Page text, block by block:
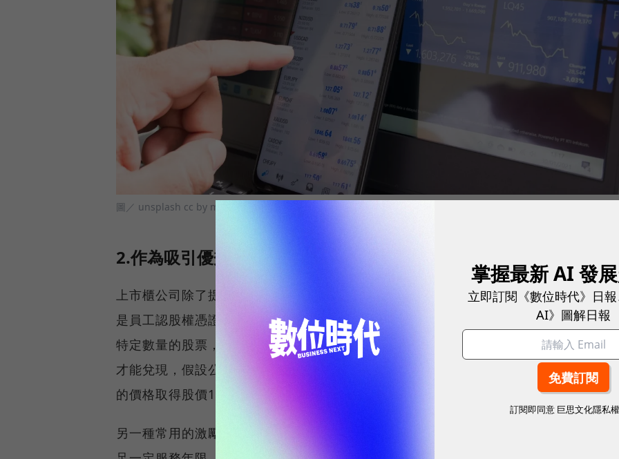
圖／ unsplash cc by marga-santoso
2.作為吸引優秀人才的誘因
上市櫃公司除了提供員工薪水，發放股票也可以作為獎勵員工的手法。實務上最常用的
是員工認股權憑證（stock option），意思是員工可以在一定時間內、用約定價格認購
特定數量的股票，類似選擇權的概念。舉例來說，認股權發約定價格10元，需工作滿2年
才能兌現，假設公司在2年後股價上漲，從10元變成100元，員工可以實現權利，用10元
的價格取得股價100元的股票；若是股價下跌，員工也可以選擇不兌現。
另一種常用的激勵手段則是限制型股票，也就是一開始就給股票，但會限制員工必須滿
掌握最新 AI 發展
立即訂閱《數位時代》日
AI》圖解日報
訂閱即同意 巨思文化隱私